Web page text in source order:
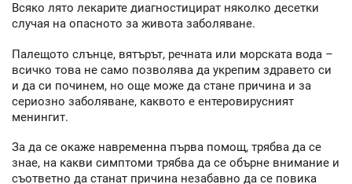
Всяко лято лекарите диагностицират няколко десетки
случая на опасното за живота заболяване.
Палещото слънце, вятърът, речната или морската вода –
всичко това не само позволява да укрепим здравето си
и да си починем, но още може да стане причина и за
сериозно заболяване, каквото е ентеровирусният
менингит.
За да се окаже навременна първа помощ, трябва да се
знае, на какви симптоми трябва да се обърне внимание и
съответно да станат причина незабавно да се повика